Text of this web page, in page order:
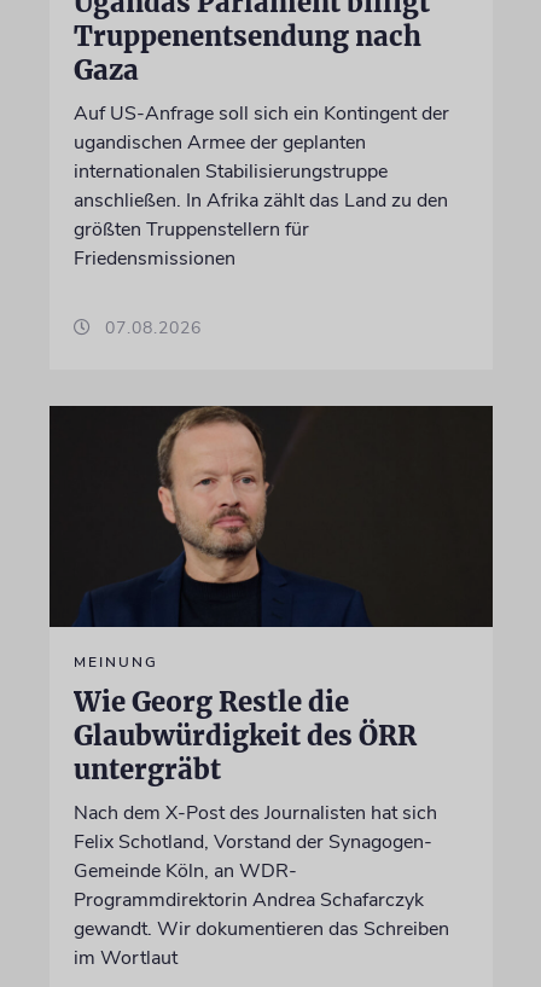
Truppenentsendung nach
Gaza
Auf US-Anfrage soll sich ein Kontingent der
ugandischen Armee der geplanten
internationalen Stabilisierungstruppe
anschließen. In Afrika zählt das Land zu den
größten Truppenstellern für
Friedensmissionen
07.08.2026
MEINUNG
Wie Georg Restle die
Glaubwürdigkeit des ÖRR
untergräbt
Nach dem X-Post des Journalisten hat sich
Felix Schotland, Vorstand der Synagogen-
Gemeinde Köln, an WDR-
Programmdirektorin Andrea Schafarczyk
gewandt. Wir dokumentieren das Schreiben
im Wortlaut